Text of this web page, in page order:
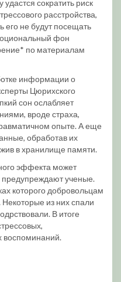
сократить риск
расстройства,
его не будут посещать
фон
по материалам
информации о
Цюрихского
сон ослабляет
вроде страха,
опыте. А еще
обработав их
в хранилище памяти.
эффекта может
предупреждают ученые.
которого добровольцам
из них спали
В итоге
воспоминаний.